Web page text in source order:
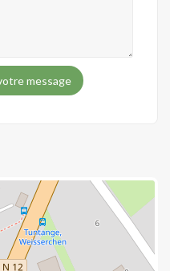
message